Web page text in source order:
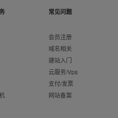
常见问题
会员注册
域名相关
建站入门
云服务/Vps
支付/发票
网站备案